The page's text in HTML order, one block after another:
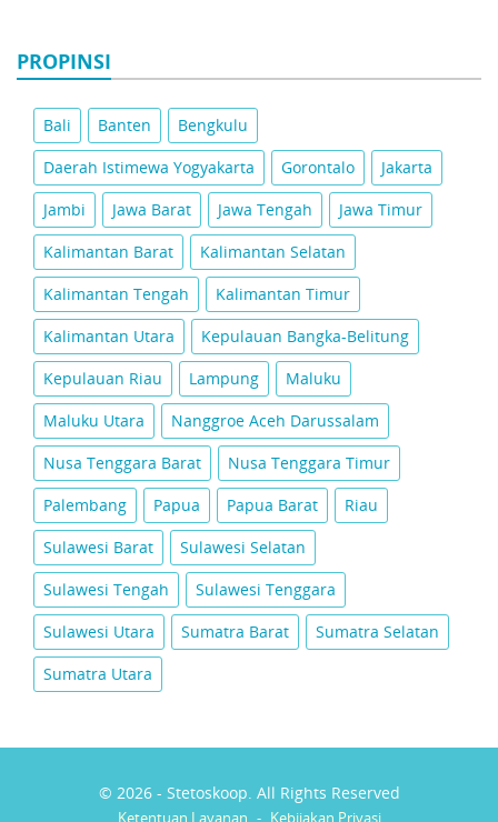
PROPINSI
Bali Banten
Bengkulu
Daerah Istimewa Yogyakarta
Gorontalo
Jakarta
Jambi
Jawa Barat Jawa Tengah
Jawa Timur
Kalimantan Barat
Kalimantan Selatan
Kalimantan Tengah
Kalimantan Timur
Kalimantan Utara
Kepulauan Bangka-Belitung
Kepulauan Riau
Lampung
Maluku
Maluku Utara
Nanggroe Aceh Darussalam
Nusa Tenggara Barat
Nusa Tenggara Timur
Palembang
Papua Papua Barat
Riau
Sulawesi Barat
Sulawesi Selatan
Sulawesi Tengah
Sulawesi Tenggara
Sulawesi Utara
Sumatra Barat
Sumatra Selatan
Sumatra Utara
© 2026 - Stetoskoop. All Rights Reserved
Ketentuan Layanan - Kebijakan Privasi